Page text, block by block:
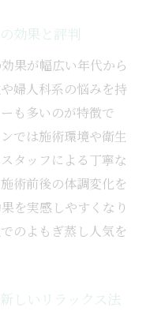
しの新しい体験提
メリットと注意点
ぎ蒸し利用方法
しむよもぎ蒸し活
よもぎ蒸しの選び
し利用方法
効果と評判
果が幅広い年代から
婦人科系の悩みを持
も多いのが特徴で
では施術環境や衛生
タッフによる丁寧な
術前後の体調変化を
を実感しやすくなり
のよもぎ蒸し人気を
しいリラックス法